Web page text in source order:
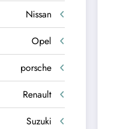
Nissan
Opel
porsche
Renault
Suzuki